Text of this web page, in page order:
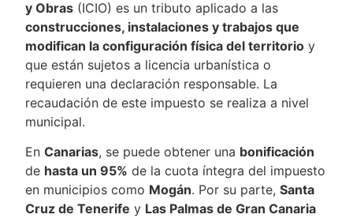
y Obras (ICIO) es un tributo aplicado a las
construcciones, instalaciones y trabajos que
modifican la configuración física del territorio y
que están sujetos a licencia urbanística o
requieren una declaración responsable. La
recaudación de este impuesto se realiza a nivel
municipal.
EnCanarias, se puede obtener una bonificación
de hasta un 95% de la cuota íntegra del impuesto
en municipios como Mogán. Por su parte,Santa
Cruz de Tenerife y Las Palmas de Gran Canaria